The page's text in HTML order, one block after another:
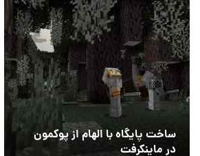
ساخت پایگاه با الهام از پوکمون
در ماینکرفت